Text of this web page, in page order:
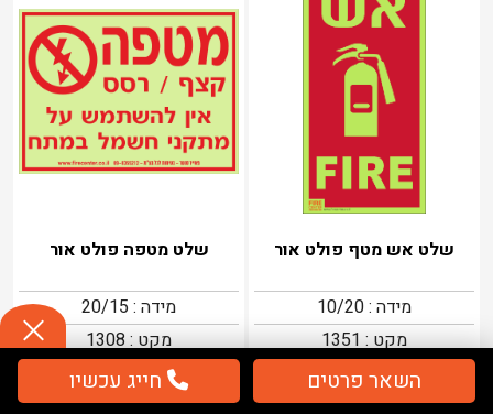
השאר פרטים חייג עכשיו
שלט אש מטף פולט אור
מידה : 10/20
מקט : 1351
32
₪
16
₪
שלט מטפה פולט אור
מידה : 20/15
מקט : 1308
36
₪
18
₪